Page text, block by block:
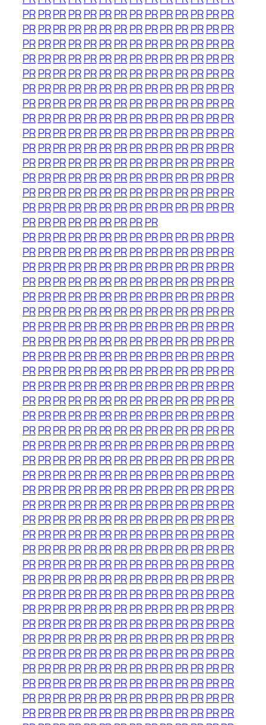
PRPRPRPRPR PRPRPRPRPRPRPR PRPR
PRPRPRPRPR PRPRPRPRPRPRPR PRPR
PRPRPRPRPR PRPRPRPRPRPRPR PRPR
PRPRPRPRPR PRPRPRPRPRPRPR PRPR
PRPRPRPRPR PRPRPRPRPRPRPR PRPR
PRPRPRPRPR PRPRPRPRPRPRPR PRPR
PRPRPRPRPR PRPRPRPRPRPRPR PRPR
PRPRPRPRPR PRPRPRPRPRPRPR PRPR
PRPRPRPRPR PRPRPRPRPRPRPR PRPR
PRPRPRPRPR PRPRPRPRPRPRPR PRPR
PRPRPRPRPR PRPRPRPRPRPRPR PRPR
PRPRPRPRPR PRPRPRPRPRPRPR PRPR
PRPRPRPRPR PRPRPRPRPRPRPR PRPR
PRPRPRPRPR PRPRPRPRPRPRPR PRPR
PRPRPRPRPR PRPRPRPR
PRPRPRPRPR PRPRPRPRPRPRPR PRPR
PRPRPRPRPR PRPRPRPRPRPRPR PRPR
PRPRPRPRPR PRPRPRPRPRPRPR PRPR
PRPRPRPRPR PRPRPRPRPRPRPR PRPR
PRPRPRPRPR PRPRPRPRPRPRPR PRPR
PRPRPRPRPR PRPRPRPRPRPRPR PRPR
PRPRPRPRPR PRPRPRPRPRPRPR PRPR
PRPRPRPRPR PRPRPRPRPRPRPR PRPR
PRPRPRPRPR PRPRPRPRPRPRPR PRPR
PRPRPRPRPR PRPRPRPRPRPRPR PRPR
PRPRPRPRPR PRPRPRPRPRPRPR PRPR
PRPRPRPRPR PRPRPRPRPRPRPR PRPR
PRPRPRPRPR PRPRPRPRPRPRPR PRPR
PRPRPRPRPR PRPRPRPRPRPRPR PRPR
PRPRPRPRPR PRPRPRPRPRPRPR PRPR
PRPRPRPRPR PRPRPRPRPRPRPR PRPR
PRPRPRPRPR PRPRPRPRPRPRPR PRPR
PRPRPRPRPR PRPRPRPRPRPRPR PRPR
PRPRPRPRPR PRPRPRPRPRPRPR PRPR
PRPRPRPRPR PRPRPRPRPRPRPR PRPR
PRPRPRPRPR PRPRPRPRPRPRPR PRPR
PRPRPRPRPR PRPRPRPRPRPRPR PRPR
PRPRPRPRPR PRPRPRPRPRPRPR PRPR
PRPRPRPRPR PRPRPRPRPRPRPR PRPR
PRPRPRPRPR PRPRPRPRPRPRPR PRPR
PRPRPRPRPR PRPRPRPRPRPRPR PRPR
PRPRPRPRPR PRPRPRPRPRPRPR PRPR
PRPRPRPRPR PRPRPRPRPRPRPR PRPR
PRPRPRPRPR PRPRPRPRPRPRPR PRPR
PRPRPRPRPR PRPRPRPRPRPRPR PRPR
PRPRPRPRPR PRPRPRPRPRPRPR PRPR
PRPRPRPRPR PRPRPRPRPRPRPR PRPR
PRPRPRPRPR PRPRPRPRPRPRPR PRPR